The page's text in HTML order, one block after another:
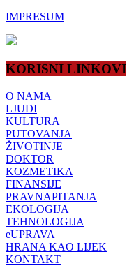
IMPRESUM
KORISNI LINKOVI
O NAMA
LJUDI
KULTURA
PUTOVANJA
ŽIVOTINJE
DOKTOR
KOZMETIKA
FINANSIJE
PRAVNAPITANJA
EKOLOGIJA
TEHNOLOGIJA
eUPRAVA
HRANA KAO LIJEK
KONTAKT